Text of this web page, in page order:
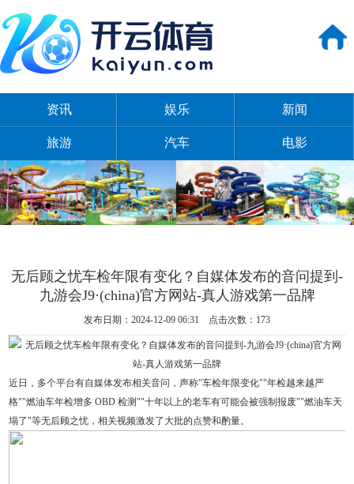
资讯 娱乐 新闻
旅游 汽车 电影
无后顾之忧车检年限有变化？自媒体发布的音问提到-
九游会J9·(china)官方网站-真人游戏第一品牌
发布日期：2024-12-09 06:31 点击次数：173
近日，多个平台有自媒体发布相关音问，声称"车检年限变化""年检越来越严
格""燃油车年检增多 OBD 检测""十年以上的老车有可能会被强制报废""燃油车天
塌了"等无后顾之忧，相关视频激发了大批的点赞和酌量。